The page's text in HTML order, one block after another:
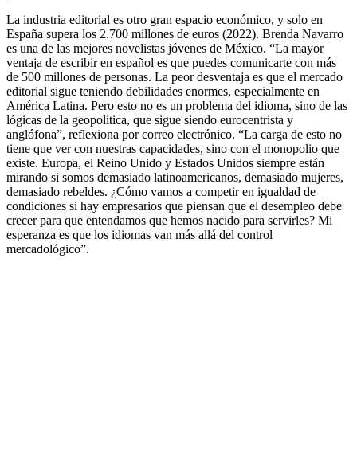
La industria editorial es otro gran espacio económico, y solo en
España supera los 2.700 millones de euros (2022). Brenda Navarro
es una de las mejores novelistas jóvenes de México. “La mayor
ventaja de escribir en español es que puedes comunicarte con más
de 500 millones de personas. La peor desventaja es que el mercado
editorial sigue teniendo debilidades enormes, especialmente en
América Latina. Pero esto no es un problema del idioma, sino de las
lógicas de la geopolítica, que sigue siendo eurocentrista y
anglófona”, reflexiona por correo electrónico. “La carga de esto no
tiene que ver con nuestras capacidades, sino con el monopolio que
existe. Europa, el Reino Unido y Estados Unidos siempre están
mirando si somos demasiado latinoamericanos, demasiado mujeres,
demasiado rebeldes. ¿Cómo vamos a competir en igualdad de
condiciones si hay empresarios que piensan que el desempleo debe
crecer para que entendamos que hemos nacido para servirles? Mi
esperanza es que los idiomas van más allá del control
mercadológico”.